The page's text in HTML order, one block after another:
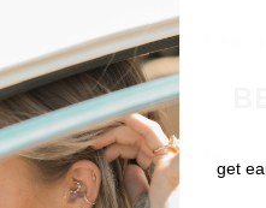
DEAR DIARY
TINY LOVE
Op voorraad
DEAR DIARY
LOVER CHARM
Op voorraad
get